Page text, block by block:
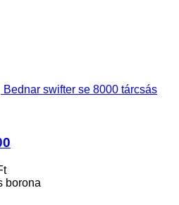
Bednar swifter se 8000 tárcsás
borona